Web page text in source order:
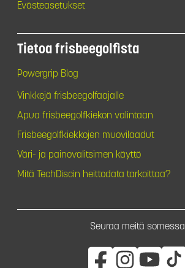
Evästeasetukset
Tietoa frisbeegolfista
Powergrip Blog
Vinkkejä frisbeegolfaajalle
Apua frisbeegolfkiekon valintaan
Frisbeegolfkiekkojen muovilaadut
Väri- ja painovalitsimen käyttö
Mitä TechDiscin heittodata tarkoittaa?
Seuraa meitä somessa